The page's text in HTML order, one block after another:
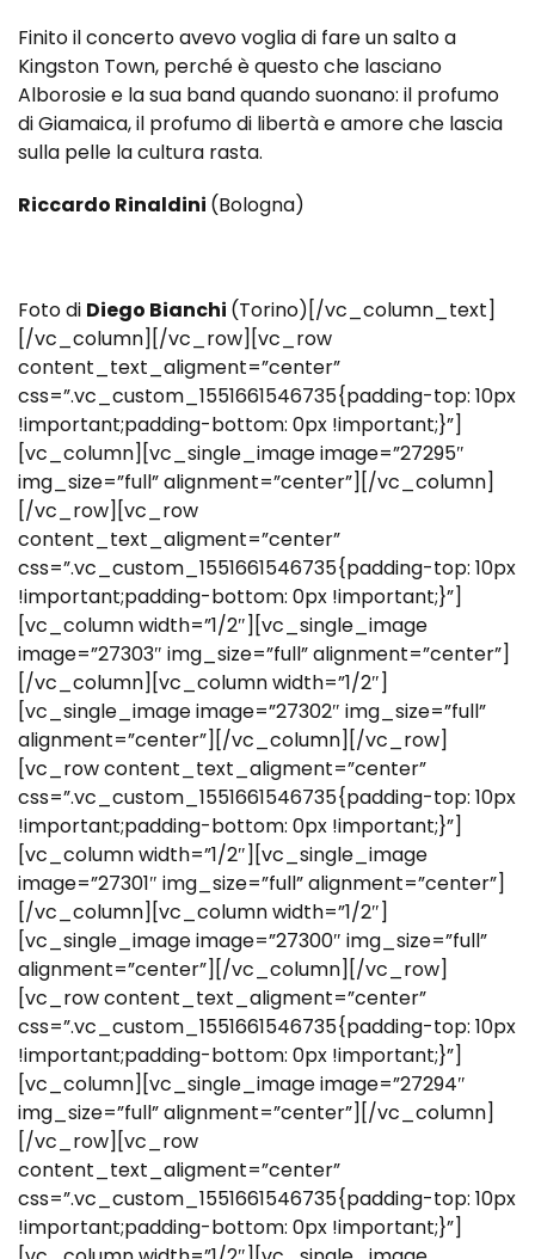
Finito il concerto avevo voglia di fare un salto a
Kingston Town, perché è questo che lasciano
Alborosie e la sua band quando suonano: il profumo
di Giamaica, il profumo di libertà e amore che lascia
sulla pelle la cultura rasta.
Riccardo Rinaldini (Bologna)
Foto di Diego Bianchi (Torino)[/vc_column_text]
[/vc_column][/vc_row][vc_row
content_text_aligment=”center”
css=”.vc_custom_1551661546735{padding-top: 10px
!important;padding-bottom: 0px !important;}”]
[vc_column][vc_single_image image=”27295″
img_size=”full” alignment=”center”][/vc_column]
[/vc_row][vc_row
content_text_aligment=”center”
css=”.vc_custom_1551661546735{padding-top: 10px
!important;padding-bottom: 0px !important;}”]
[vc_column width=”1/2″][vc_single_image
image=”27303″ img_size=”full” alignment=”center”]
[/vc_column][vc_column width=”1/2″]
[vc_single_image image=”27302″ img_size=”full”
alignment=”center”][/vc_column][/vc_row]
[vc_row content_text_aligment=”center”
css=”.vc_custom_1551661546735{padding-top: 10px
!important;padding-bottom: 0px !important;}”]
[vc_column width=”1/2″][vc_single_image
image=”27301″ img_size=”full” alignment=”center”]
[/vc_column][vc_column width=”1/2″]
[vc_single_image image=”27300″ img_size=”full”
alignment=”center”][/vc_column][/vc_row]
[vc_row content_text_aligment=”center”
css=”.vc_custom_1551661546735{padding-top: 10px
!important;padding-bottom: 0px !important;}”]
[vc_column][vc_single_image image=”27294″
img_size=”full” alignment=”center”][/vc_column]
[/vc_row][vc_row
content_text_aligment=”center”
css=”.vc_custom_1551661546735{padding-top: 10px
!important;padding-bottom: 0px !important;}”]